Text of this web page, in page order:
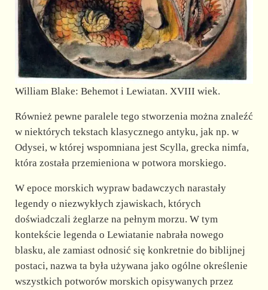
William Blake: Behemot i Lewiatan. XVIII wiek.
Również pewne paralele tego stworzenia można znaleźć
w niektórych tekstach klasycznego antyku, jak np. w
Odysei, w której wspomniana jest Scylla, grecka nimfa,
która została przemieniona w potwora morskiego.
W epoce morskich wypraw badawczych narastały
legendy o niezwykłych zjawiskach, których
doświadczali żeglarze na pełnym morzu. W tym
kontekście legenda o Lewiatanie nabrała nowego
blasku, ale zamiast odnosić się konkretnie do biblijnej
postaci, nazwa ta była używana jako ogólne określenie
wszystkich potworów morskich opisywanych przez